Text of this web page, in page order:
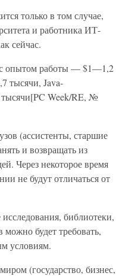
только в том случае,
и работника ИТ-
сейчас.
с опытом работы — $1—1,2
тысячи, Java-
Week/RE, №
(ассистенты, старшие
и возвращать из
Через некоторое время
не будут отличаться от
библиотеки,
будет требовать,
условиям.
(государство, бизнес,